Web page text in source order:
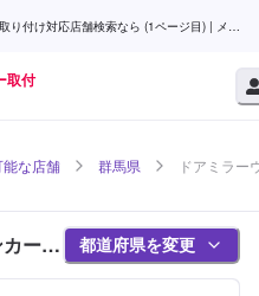
り付け対応店舗検索なら (1ページ目) | メン
取付
な店舗 群馬県 ドアミラー
ー取
)
都道府県を変更